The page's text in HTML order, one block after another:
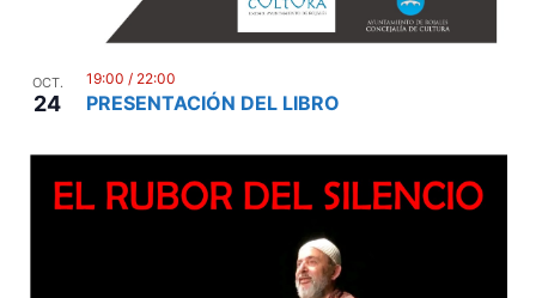
OCT.
24 PRESENTACIÓN DEL LIBRO
19:00 / 22:00